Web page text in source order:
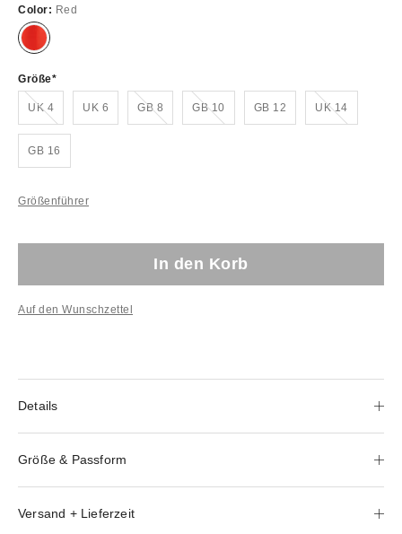
Color: Red
Größe
UK 4Ausverkauft!
UK 6 GB 8Ausverkauft!
GB 10Ausverkauft!GB 12 UK 14Ausverkauft!
GB 16
Größenführer
In den Korb
Auf den Wunschzettel
Details
Größe & Passform
Versand + Lieferzeit